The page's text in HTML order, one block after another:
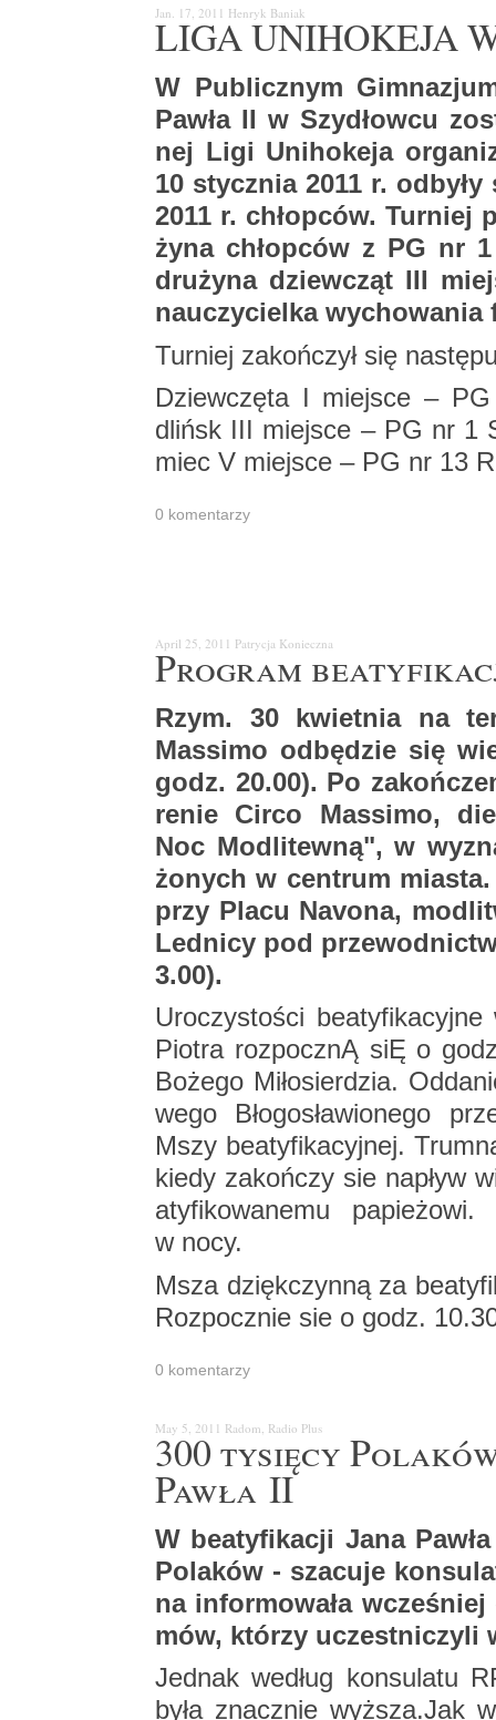
Jan. 17, 2011 Hen­ryk Ba­niak
LIGA UNI­HO­KE­JA
W Pu­blicz­nym
Pawła II w Szy­dłow­cu
nej Ligi Uni­ho­ke­ja
10 stycz­nia 2011 r.
2011 r. chłop­ców. Tur­niej
ży­na chłop­ców z PG nr
dru­ży­na dziew­cząt III
na­uczy­ciel­ka wy­cho­wa­nia
Tur­niej za­koń­czył się
Dziew­czę­ta I miej­sce –
dlińsk III miej­sce – PG nr 1
miec V miej­sce – PG nr 13
0 ko­men­ta­rzy
April 25, 2011 Pa­try­cja Ko­niecz­na
Pro­gram
Rzym. 30 kwiet­nia na
Mas­si­mo od­bę­dzie się
godz. 20.00). Po
re­nie Circo Mas­si­mo,
Noc Mo­dli­tew­ną", w
żo­nych w cen­trum
przy Placu Na­vo­na,
Led­ni­cy pod
3.00).
Uro­czy­sto­ści
Pio­tra roz­pocz­nĄ siĘ o
Bo­że­go Mi­ło­sier­dzia.
we­go Bło­go­sła­wio­ne­go
Mszy be­aty­fi­ka­cyj­nej.
kiedy za­koń­czy sie na­pływ
aty­fi­ko­wa­ne­mu
w nocy.
Msza dzięk­czyn­ną za
Roz­pocz­nie sie o godz.
0 ko­men­ta­rzy
May 5, 2011 Radom, Radio Plus
300 ty­się­cy
Pawła II
W be­aty­fi­ka­cji Jana
Po­la­ków - sza­cu­je
na in­for­mo­wa­ła
mów, któ­rzy uczest­ni­czy­li
Jed­nak we­dług kon­su­la­tu
była znacz­nie wyż­sza.Jak